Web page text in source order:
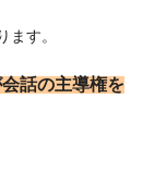
ます。
会話の主導権を